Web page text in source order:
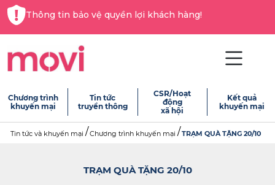
Thông tin bảo vệ quyền lợi khách hàng!
Chương trình
khuyến mại
Tin tức
truyền thông
CSR/Hoạt
động
xã hội
Kết quả
khuyến mại
Tin tức và khuyến mại Chương trình khuyến mại TRẠM QUÀ TẶNG 20/10
TRẠM QUÀ TẶNG 20/10